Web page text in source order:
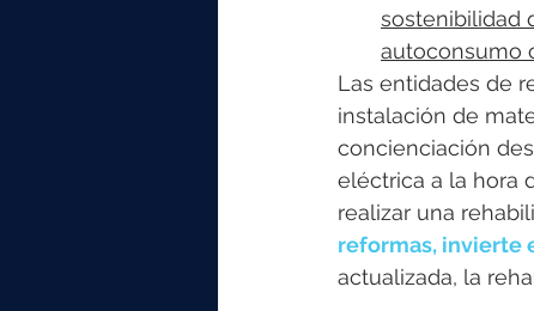
sostenibilidad
autoconsumo
Las entidades de
instalación de
concienciación
eléctrica a la hora
realizar una
reformas, invierte
actualizada, la